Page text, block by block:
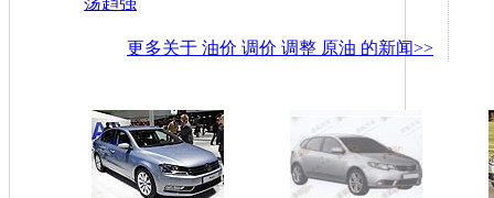
更多关于 油价 调价 调整 原油 的新闻>>